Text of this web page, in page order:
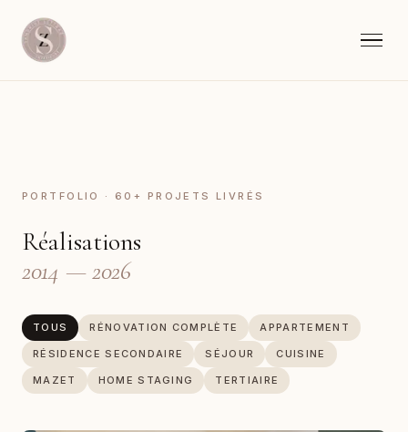
PORTFOLIO · 60+ PROJETS LIVRÉS
Réalisations
2014 — 2026
TOUS RÉNOVATION COMPLÈTE APPARTEMENT
RÉSIDENCE SECONDAIRE SÉJOUR CUISINE
MAZET HOME STAGING TERTIAIRE